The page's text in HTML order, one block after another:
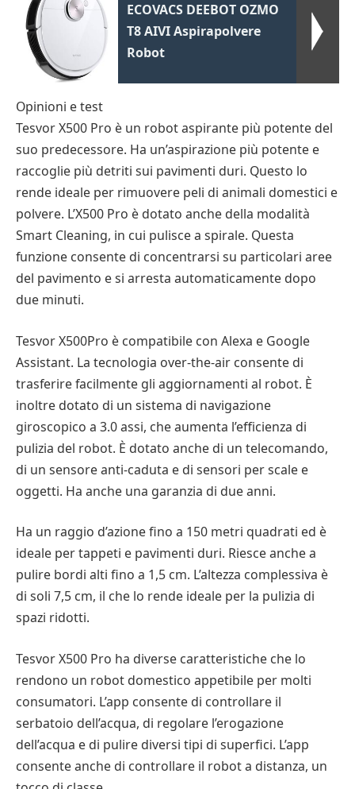
ECOVACS DEEBOT OZMO
T8 AIVI Aspirapolvere
Robot
Opinioni e test
Tesvor X500 Pro è un robot aspirante più potente del
suo predecessore. Ha un’aspirazione più potente e
raccoglie più detriti sui pavimenti duri. Questo lo
rende ideale per rimuovere peli di animali domestici e
polvere. L’X500 Pro è dotato anche della modalità
Smart Cleaning, in cui pulisce a spirale. Questa
funzione consente di concentrarsi su particolari aree
del pavimento e si arresta automaticamente dopo
due minuti.
Tesvor X500Pro è compatibile con Alexa e Google
Assistant. La tecnologia over-the-air consente di
trasferire facilmente gli aggiornamenti al robot. È
inoltre dotato di un sistema di navigazione
giroscopico a 3.0 assi, che aumenta l’efficienza di
pulizia del robot. È dotato anche di un telecomando,
di un sensore anti-caduta e di sensori per scale e
oggetti. Ha anche una garanzia di due anni.
Ha un raggio d’azione fino a 150 metri quadrati ed è
ideale per tappeti e pavimenti duri. Riesce anche a
pulire bordi alti fino a 1,5 cm. L’altezza complessiva è
di soli 7,5 cm, il che lo rende ideale per la pulizia di
spazi ridotti.
Tesvor X500 Pro ha diverse caratteristiche che lo
rendono un robot domestico appetibile per molti
consumatori. L’app consente di controllare il
serbatoio dell’acqua, di regolare l’erogazione
dell’acqua e di pulire diversi tipi di superfici. L’app
consente anche di controllare il robot a distanza, un